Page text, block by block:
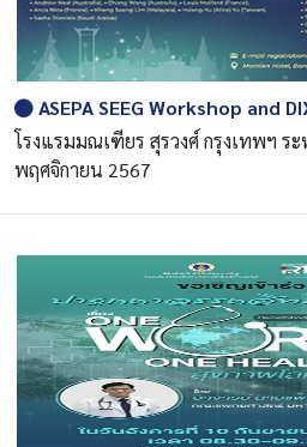
ASEPA SEEG Workshop and
โรงแรมมณเฑียร สุรวงศ์ กรุงเทพฯ ร
พฤศจิกายน 2567